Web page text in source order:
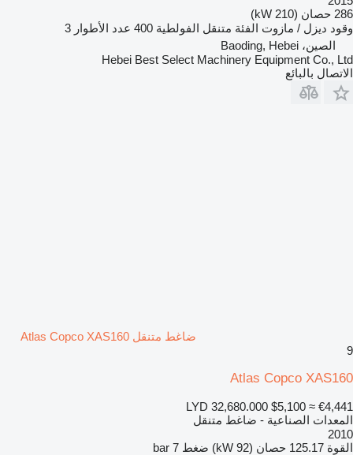
286 حصان (210 kW)
وقود ديزل / مازوت الفئة متنقل الفولطية 400 عدد الأطوار 3
الصين، Baoding, Hebei
Hebei Best Select Machinery Equipment Co., Ltd
الاتصال بالبائع
ضاغط متنقل Atlas Copco XAS160
9
Atlas Copco XAS160
LYD 32,680.000 $5,100 ≈ €4,441
المعدات الصناعية - ضاغط متنقل
2010
القوة 125.17 حصان (92 kW) ضغط 7 bar